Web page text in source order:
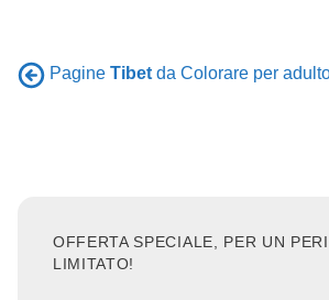
Pagine Tibetda Colorare per
OFFERTA SPECIALE, PER UN
LIMITATO!